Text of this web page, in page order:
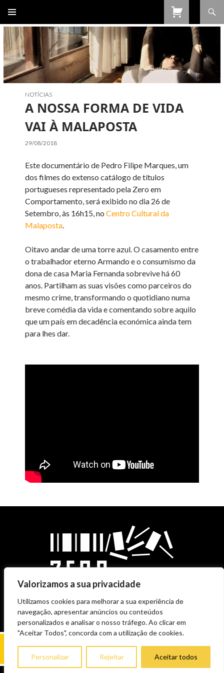
Valorizamos a sua privacidade
Utilizamos cookies para melhorar a sua experiência de
navegação, apresentar anúncios ou conteúdos
personalizados e analisar o nosso tráfego. Ao clicar em
"Aceitar Todos", concorda com a utilização de cookies.
Personalizar Rejeitar Aceitar todos
PARA
O
CONTEÚDO
NOTÍCIAS
A NOSSA FORMA DE VIDA
VAI À MALAPOSTA
29/08/2018
Este documentário de Pedro Filipe Marques, um
dos filmes do extenso catálogo de títulos
portugueses representado pela Zero em
Comportamento, será exibido no dia 26 de
Setembro, às 16h15, noCentro Cultural da
Malaposta.
Oitavo andar de uma torre azul. O casamento entre
o trabalhador eterno Armando e o consumismo da
dona de casa Maria Fernanda sobrevive há 60
anos. Partilham as suas visões como parceiros do
mesmo crime, transformando o quotidiano numa
breve comédia da vida e comentando sobre aquilo
que um país em decadência económica ainda tem
para lhes dar.